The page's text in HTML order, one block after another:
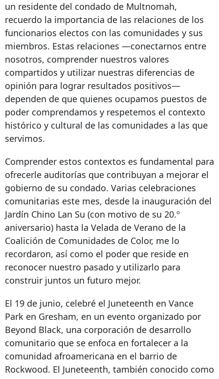
un residente del condado de Multnomah,
recuerdo la importancia de las relaciones de los
funcionarios electos con las comunidades y sus
miembros. Estas relaciones —conectarnos entre
nosotros, comprender nuestros valores
compartidos y utilizar nuestras diferencias de
opinión para lograr resultados positivos—
dependen de que quienes ocupamos puestos de
poder comprendamos y respetemos el contexto
histórico y cultural de las comunidades a las que
servimos.
Comprender estos contextos es fundamental para
ofrecerle auditorías que contribuyan a mejorar el
gobierno de su condado. Varias celebraciones
comunitarias este mes, desde la inauguración del
Jardín Chino Lan Su (con motivo de su 20.º
aniversario) hasta la Velada de Verano de la
Coalición de Comunidades de Color, me lo
recordaron, así como el poder que reside en
reconocer nuestro pasado y utilizarlo para
construir juntos un futuro mejor.
El 19 de junio, celebré el Juneteenth en Vance
Park en Gresham, en un evento organizado por
Beyond Black, una corporación de desarrollo
comunitario que se enfoca en fortalecer a la
comunidad afroamericana en el barrio de
Rockwood. El Juneteenth, también conocido como